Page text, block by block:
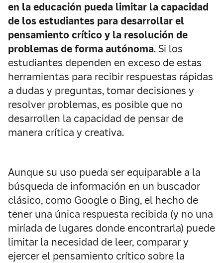
en la educación pueda limitar la capacidad
de los estudiantes para desarrollar el
pensamiento crítico y la resolución de
problemas de forma autónoma. Si los
estudiantes dependen en exceso de estas
herramientas para recibir respuestas rápidas
a dudas y preguntas, tomar decisiones y
resolver problemas, es posible que no
desarrollen la capacidad de pensar de
manera crítica y creativa.
Aunque su uso pueda ser equiparable a la
búsqueda de información en un buscador
clásico, como Google o Bing, el hecho de
tener una única respuesta recibida (y no una
miríada de lugares donde encontrarla) puede
limitar la necesidad de leer, comparar y
ejercer el pensamiento crítico sobre la